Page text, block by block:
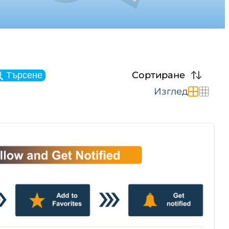
Търсене
Сортиране
Изглед